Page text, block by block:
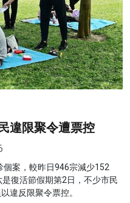
違限聚令遭票控
案，較昨日946宗減少152
復活節假期第2日，不少市民
違反限聚令票控。